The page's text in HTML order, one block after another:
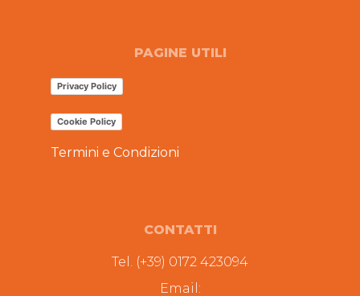
PAGINE UTILI
Privacy Policy
Cookie Policy
Termini e Condizioni
CONTATTI
Tel. (+39) 0172 423094
Email: